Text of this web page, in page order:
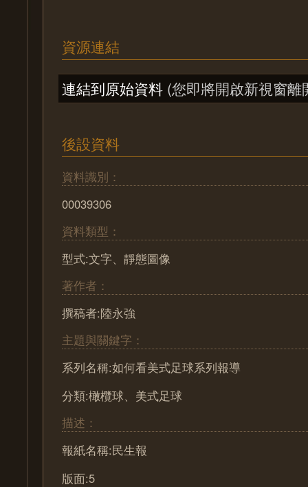
資源連結
連結到原始資料 (您即將開啟新視窗離
後設資料
資料識別：
00039306
資料類型：
型式:文字、靜態圖像
著作者：
撰稿者:陸永強
主題與關鍵字：
系列名稱:如何看美式足球系列報導
分類:橄欖球、美式足球
描述：
報紙名稱:民生報
版面:5